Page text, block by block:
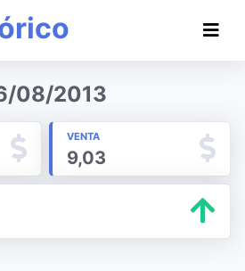
08/2013
VENTA
9,03